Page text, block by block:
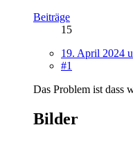
Beiträge
15
19. April 2024
#1
Das Problem ist dass
Bilder